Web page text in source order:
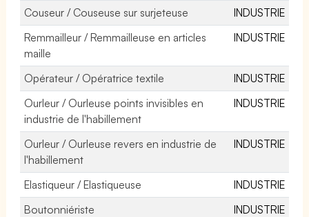
Couseur / Couseuse sur surjeteuse
INDUSTRIE
Remmailleur / Remmailleuse en articles
maille
INDUSTRIE
Opérateur / Opératrice textile
INDUSTRIE
Ourleur / Ourleuse points invisibles en
industrie de l'habillement
INDUSTRIE
Ourleur / Ourleuse revers en industrie de
l'habillement
INDUSTRIE
Elastiqueur / Elastiqueuse
INDUSTRIE
Boutonniériste
INDUSTRIE